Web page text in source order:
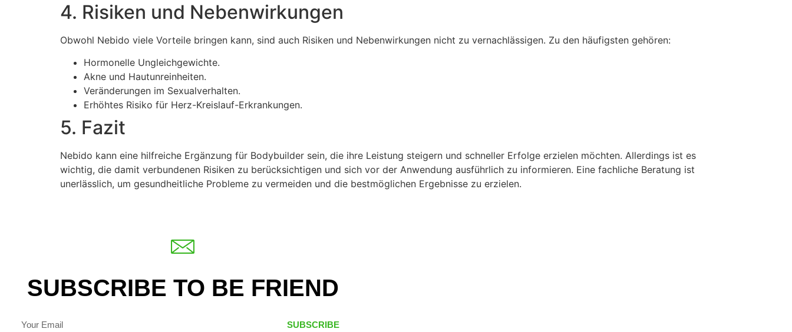
4. Risiken und Nebenwirkungen
Obwohl Nebido viele Vorteile bringen kann, sind auch Risiken und Nebenwirkungen nicht zu vernachlässigen. Zu den häufigsten gehören:
Hormonelle Ungleichgewichte.
Akne und Hautunreinheiten.
Veränderungen im Sexualverhalten.
Erhöhtes Risiko für Herz-Kreislauf-Erkrankungen.
5. Fazit
Nebido kann eine hilfreiche Ergänzung für Bodybuilder sein, die ihre Leistung steigern und schneller Erfolge erzielen möchten. Allerdings ist es
wichtig, die damit verbundenen Risiken zu berücksichtigen und sich vor der Anwendung ausführlich zu informieren. Eine fachliche Beratung ist
unerlässlich, um gesundheitliche Probleme zu vermeiden und die bestmöglichen Ergebnisse zu erzielen.
SUBSCRIBE TO BE FRIEND
SUBSCRIBE